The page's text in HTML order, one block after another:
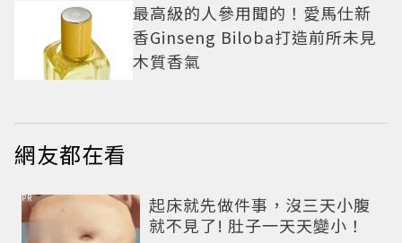
最高級的人參用聞的！愛馬仕新
香Ginseng Biloba打造前所未見
木質香氣
網友都在看
起床就先做件事，沒三天小腹
就不見了! 肚子一天天變小！
PR